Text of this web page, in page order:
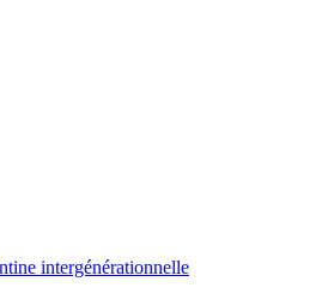
intergénérationnelle